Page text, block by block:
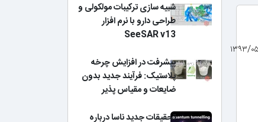
شبیه سازی ترکیبات مولکولی و
طراحی دارو با نرم افزار
SeeSAR v13
پیشرفت در افزایش چرخه
پلاستیک: فرآیند جدید بدون
ضایعات و مقیاس پذیر
تحقیقات جدید ناسا درباره